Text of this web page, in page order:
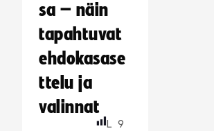
sa – näin
tapahtuvat
ehdokasase
ttelu ja
valinnat
L 9